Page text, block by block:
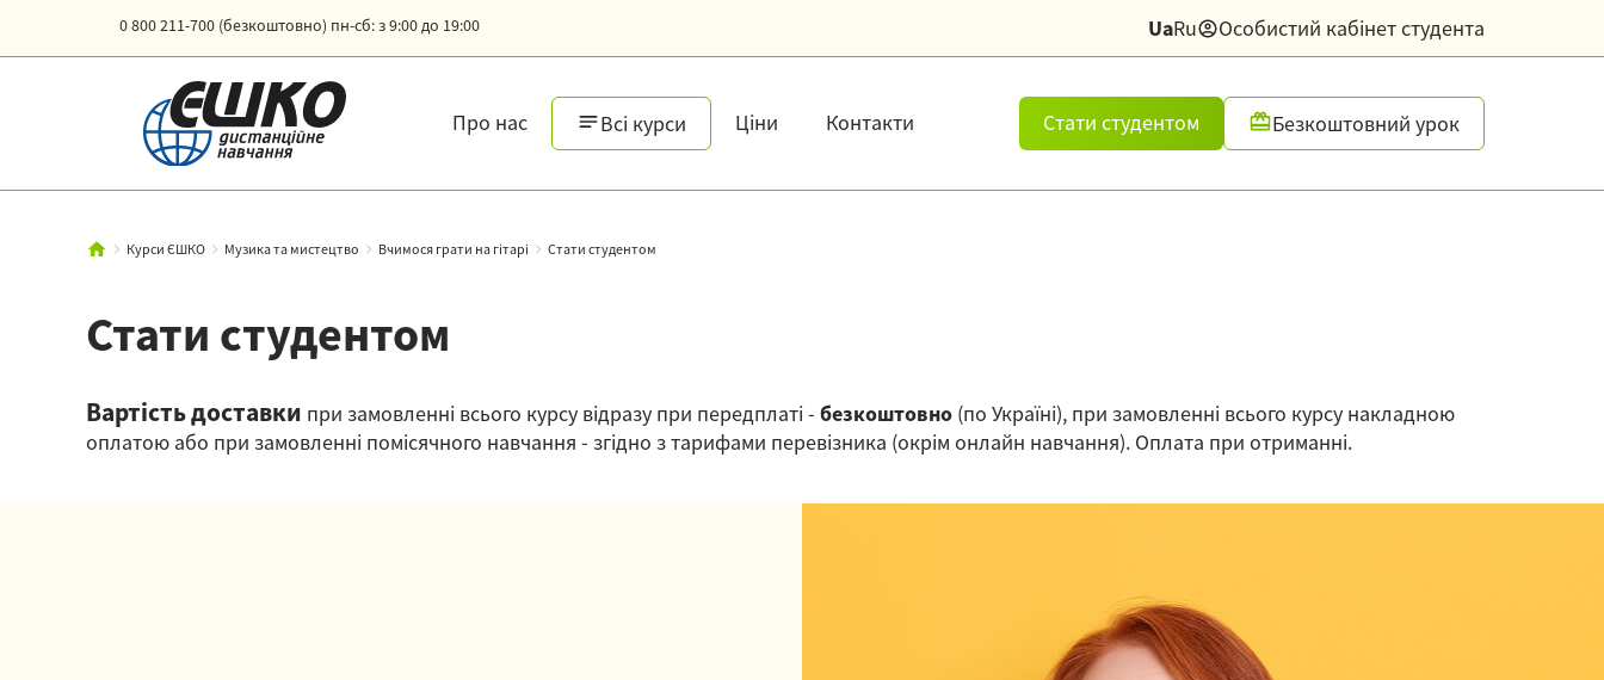
0 800 211-700 (безкоштовно) пн-сб: з 9:00 до 19:00 UaRu Особистий кабінет студента
Про нас Всі курси Ціни Контакти Стати студентом Безкоштовний урок
Курси ЄШКО Музика та мистецтво Вчимося грати на гітарі Стати студентом
Стати студентом
Вартість доставки при замовленні всього курсу відразу при передплаті - безкоштовно (по Україні), при замовленні всього курсу накладною
оплатою або при замовленні помісячного навчання - згідно з тарифами перевізника (окрім онлайн навчання). Оплата при отриманні.